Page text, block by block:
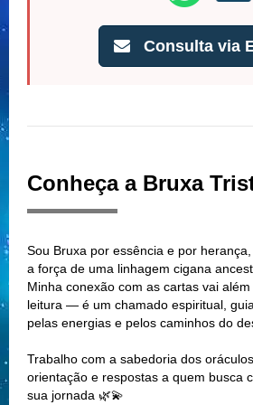
Consulta via
Conheça a Bruxa
Sou Bruxa por essência e por
a força de uma linhagem cigana
Minha conexão com as cartas vai
leitura — é um chamado espiritual,
pelas energias e pelos caminhos do
Trabalho com a sabedoria dos
orientação e respostas a quem busca
sua jornada 🌿💫